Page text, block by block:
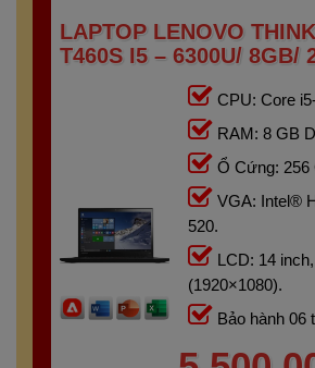
LAPTOP LENOVO
T460S I5 – 6300U/ 8GB/
CPU: Core
RAM: 8 GB
Ổ Cứng: 256
VGA: Intel®
520.
LCD: 14
(1920×1080).
Bảo hành 06